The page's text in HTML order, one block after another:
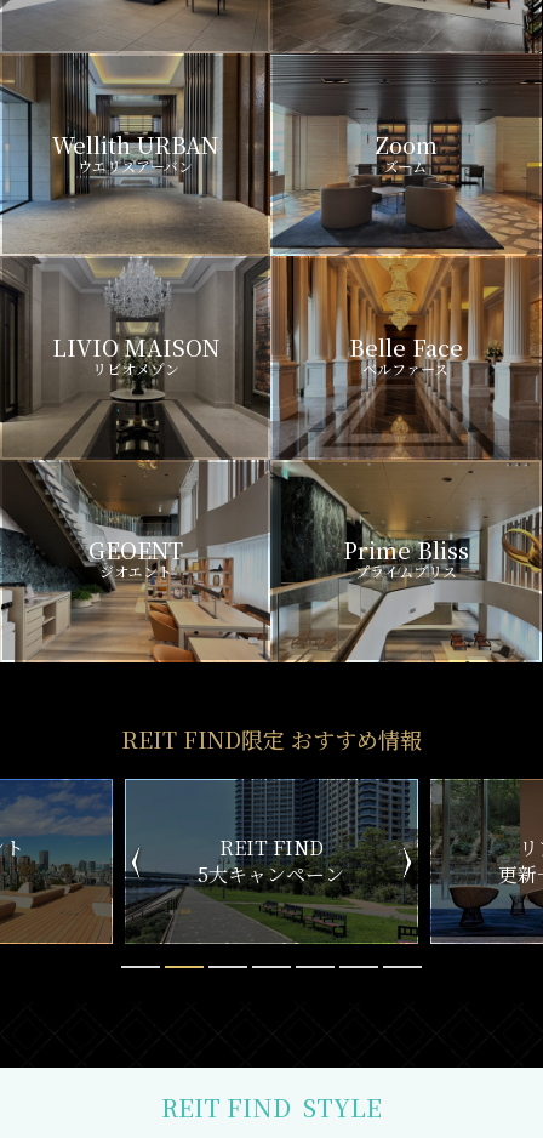
Wellith URBAN
ウエリスアーバン
Zoom
ズーム
LIVIO MAISON
リビオメゾン
Belle Face
ベルファース
GEOENT
ジオエント
Prime Bliss
プライムブリス
REIT FIND限定 おすすめ情報
ン
リアルタイム
更新一覧チェック
新
REIT FIND STYLE